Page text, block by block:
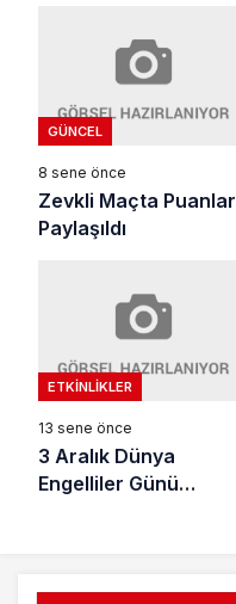
GÜNCEL
8 sene önce
Zevkli Maçta Puanlar
Paylaşıldı
ETKINLIKLER
13 sene önce
3 Aralık Dünya
Engelliler Günü